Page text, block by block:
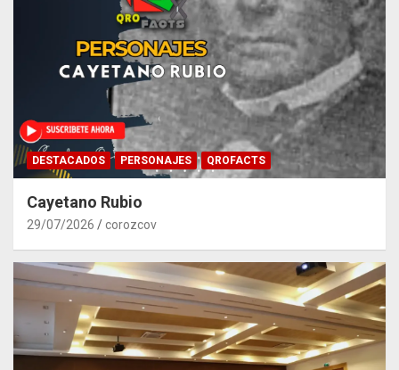
DESTACADOS PERSONAJES QROFACTS
Cayetano Rubio
29/07/2026 corozcov